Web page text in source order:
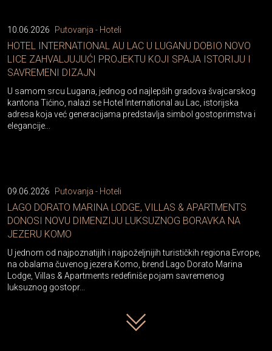
10.06.2026 Putovanja - Hoteli
HOTEL INTERNATIONAL AU LAC U LUGANU DOBIO NOVO
LICE ZAHVALJUJUĆI PROJEKTU KOJI SPAJA ISTORIJU I
SAVREMENI DIZAJN
U samom srcu Lugana, jednog od najlepših gradova švajcarskog
kantona Tićino, nalazi se Hotel International au Lac, istorijska
adresa koja već generacijama predstavlja simbol gostoprimstva i
elegancije...
09.06.2026 Putovanja - Hoteli
LAGO DORATO MARINA LODGE, VILLAS & APARTMENTS
DONOSI NOVU DIMENZIJU LUKSUZNOG BORAVKA NA
JEZERU KOMO
U jednom od najpoznatijih i najpoželjnijih turističkih regiona Evrope,
na obalama čuvenog jezera Komo, brend Lago Dorato Marina
Lodge, Villas & Apartments redefiniše pojam savremenog
luksuznog gostopr...